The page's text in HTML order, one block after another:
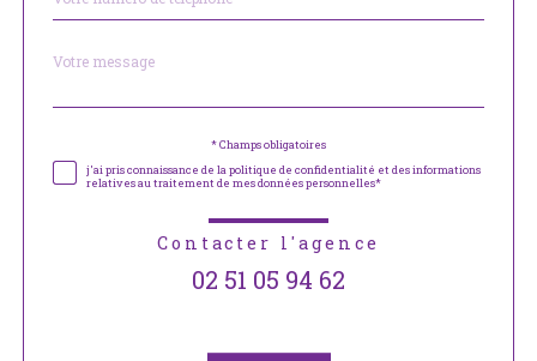
Fieldset
Message
*
* Champs obligatoires
j'ai pris connaissance de la politique de confidentialité et des informations
relatives au traitement de mes données personnelles*
Contacter l'agence
02 51 05 94 62